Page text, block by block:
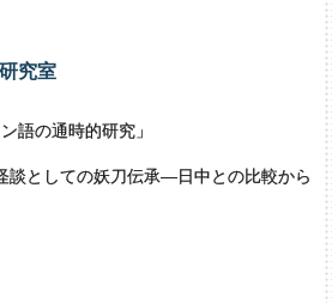
究室
語の通時的研究」
談としての妖刀伝承―日中との比較から